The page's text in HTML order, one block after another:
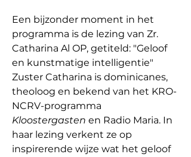
Een bijzonder moment in het
programma is de lezing van Zr.
Catharina Al OP, getiteld: "Geloof
en kunstmatige intelligentie"
Zuster Catharina is dominicanes,
theoloog en bekend van het KRO-
NCRV-programma
Kloostergasten en Radio Maria. In
haar lezing verkent ze op
inspirerende wijze wat het geloof